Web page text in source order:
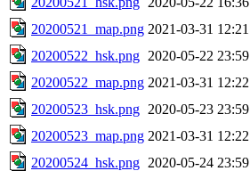
20200521_map.png 2021-03-31 12:21
20200522_hsk.png 2020-05-22 23:59
20200522_map.png 2021-03-31 12:22
20200523_hsk.png 2020-05-23 23:59
20200523_map.png 2021-03-31 12:22
20200524_hsk.png 2020-05-24 23:59